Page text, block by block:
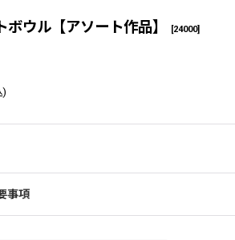
ウル【アソート作品】 [24000]
)
事項